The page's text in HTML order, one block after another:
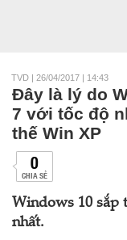
TVD | 26/04/2017 | 14:43
Đây là lý do
7 với tốc độ
thế Win XP
0
CHIA SẺ
Windows 10 sắp
nhất.